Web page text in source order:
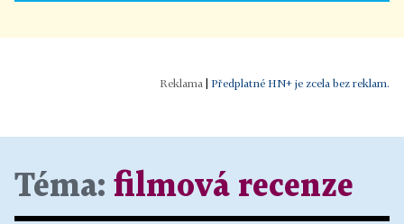
Předplatné HN+ je zcela bez reklam.
Téma: filmová recenze